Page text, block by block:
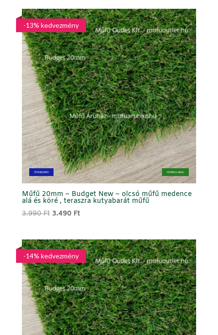
4.290 Ft.3.290 Ft.
STANDARD NYÁRI (sötét)
-13% kedvezmény
Műfű 20mm – Budget New – olcsó műfű medence
alá és köré , teraszra kutyabarát műfű
3.990Ft Original
3.990 Ft.
3.490 FtCurrent
3.490 Ft.
-14% kedvezmény